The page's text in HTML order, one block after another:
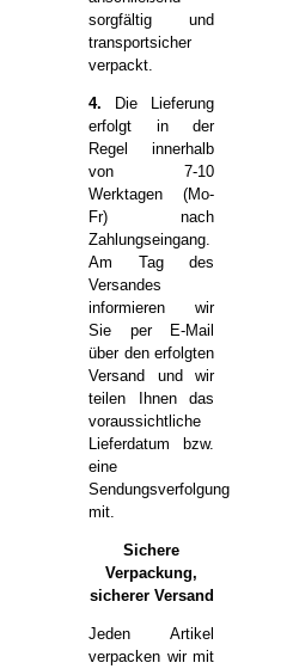
sorgfältig und
transportsicher
verpackt.
4. Die Lieferung
erfolgt in der
Regel innerhalb
von 7-10
Werktagen (Mo-
Fr) nach
Zahlungseingang.
Am Tag des
Versandes
informieren wir
Sie per E-Mail
über den erfolgten
Versand und wir
teilen Ihnen das
voraussichtliche
Lieferdatum bzw.
eine
Sendungsverfolgung
mit.
Sichere
Verpackung,
sicherer Versand
Jeden Artikel
verpacken wir mit